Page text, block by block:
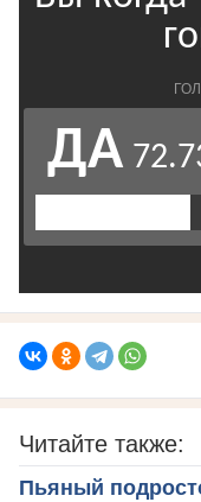
Читайте также:
Пьяный